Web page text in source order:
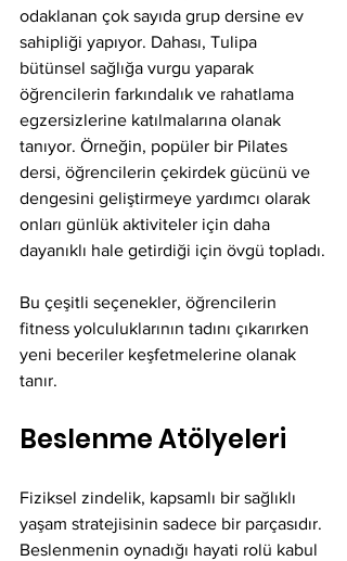
odaklanan çok sayıda grup dersine ev
sahipliği yapıyor. Dahası, Tulipa
bütünsel sağlığa vurgu yaparak
öğrencilerin farkındalık ve rahatlama
egzersizlerine katılmalarına olanak
tanıyor. Örneğin, popüler bir Pilates
dersi, öğrencilerin çekirdek gücünü ve
dengesini geliştirmeye yardımcı olarak
onları günlük aktiviteler için daha
dayanıklı hale getirdiği için övgü topladı.
Bu çeşitli seçenekler, öğrencilerin
fitness yolculuklarının tadını çıkarırken
yeni beceriler keşfetmelerine olanak
tanır.
Beslenme Atölyeleri
Fiziksel zindelik, kapsamlı bir sağlıklı
yaşam stratejisinin sadece bir parçasıdır.
Beslenmenin oynadığı hayati rolü kabul